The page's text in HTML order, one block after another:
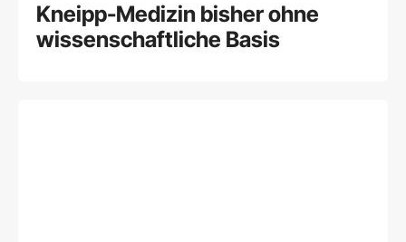
Kneipp-Medizin bisher ohne
wissenschaftliche Basis